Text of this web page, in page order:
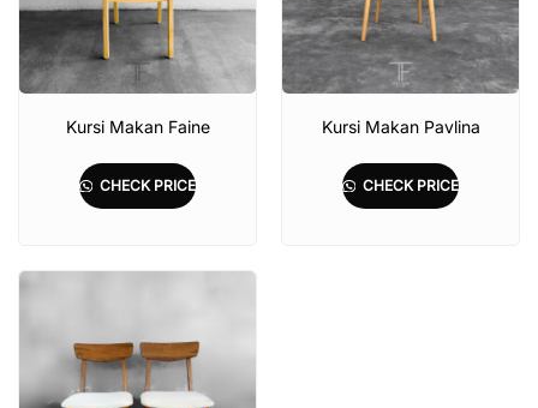
Kursi Makan Faine
CHECK PRICE
Kursi Makan Pavlina
CHECK PRICE